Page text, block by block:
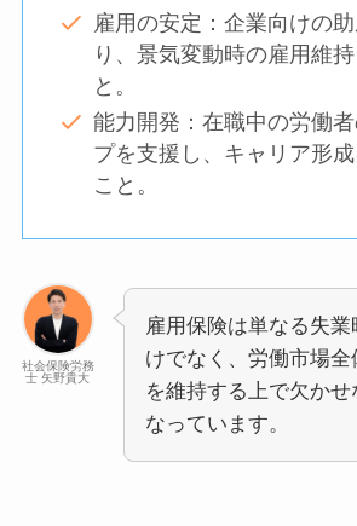
雇用の安定：企業向けの
り、景気変動時の雇用維
と。
能力開発：在職中の労働
プを支援し、キャリア形
こと。
社会保険労務
士 矢野貴大
雇用保険は単なる失
けでなく、労働市場全
を維持する上で欠かせ
なっています。